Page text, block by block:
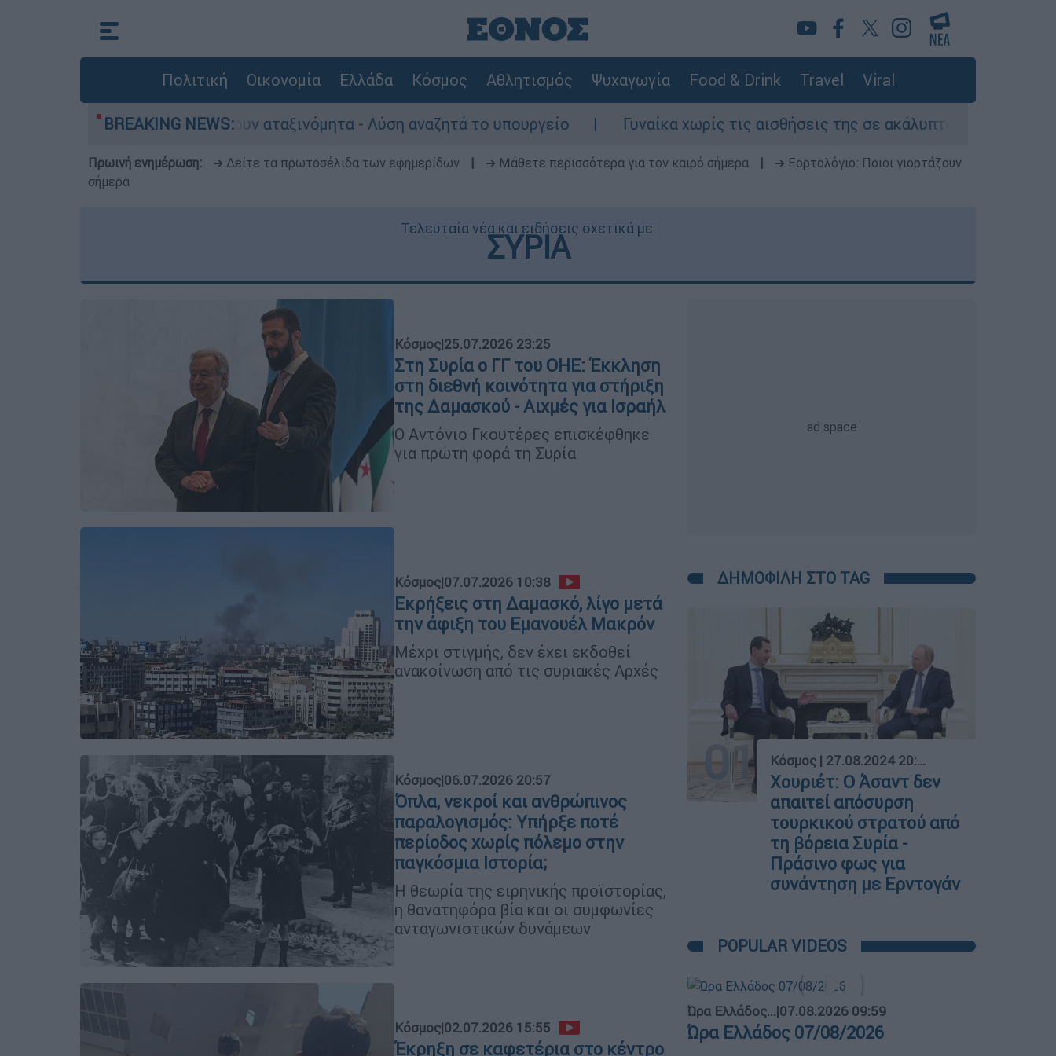
Πολιτική Οικονομία Ελλάδα Κόσμος Αθλητισμός Ψυχαγωγία Food & Drink Travel Viral
BREAKING NEWS:
παραμένουν αταξινόμητα - Λύση αναζητά το υπουργείο Γυναίκα χωρίς τις αισθήσεις της σε ακάλυπτο πολυκατοικίας στη
Πρωινή ενημέρωση: ➔ Δείτε τα πρωτοσέλιδα των εφημερίδων ➔ Μάθετε περισσότερα για τον καιρό σήμερα
➔ Εορτολόγιο: Ποιοι γιορτάζουν
σήμερα
Τελευταία νέα και ειδήσεις σχετικά με:
ΣΥΡΙΑ
Κόσμος|25.07.2026 23:25
Στη Συρία ο ΓΓ του ΟΗΕ: Έκκληση
στη διεθνή κοινότητα για στήριξη
της Δαμασκού - Αιχμές για Ισραήλ
Ο Αντόνιο Γκουτέρες επισκέφθηκε
για πρώτη φορά τη Συρία
Κόσμος|07.07.2026 10:38
Εκρήξεις στη Δαμασκό, λίγο μετά
την άφιξη του Εμανουέλ Μακρόν
Μέχρι στιγμής, δεν έχει εκδοθεί
ανακοίνωση από τις συριακές Αρχές
Κόσμος|06.07.2026 20:57
Όπλα, νεκροί και ανθρώπινος
παραλογισμός: Υπήρξε ποτέ
περίοδος χωρίς πόλεμο στην
παγκόσμια Ιστορία;
Η θεωρία της ειρηνικής προϊστορίας,
η θανατηφόρα βία και οι συμφωνίες
ανταγωνιστικών δυνάμεων
Κόσμος|02.07.2026 15:55
Έκρηξη σε καφετέρια στο κέντρο
ΔΗΜΟΦΙΛΗ ΣΤΟ TAG
01 Κόσμος | 27.08.2024 20:13
Χουριέτ: Ο Άσαντ δεν
απαιτεί απόσυρση
τουρκικού στρατού από
τη βόρεια Συρία -
Πράσινο φως για
συνάντηση με Ερντογάν
POPULAR VIDEOS
Ώρα Ελλάδος...|07.08.2026 09:59
Ώρα Ελλάδος 07/08/2026